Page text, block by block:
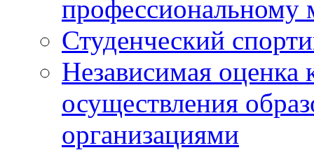
профессиональному
Студенческий
Независимая оценка
осуществления
организациями